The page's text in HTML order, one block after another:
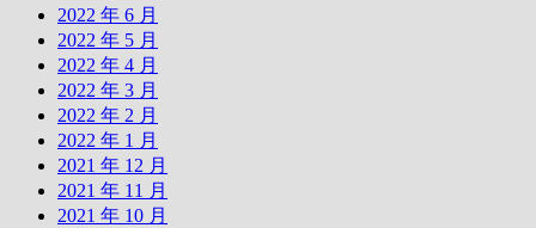
2022 年 6 月
2022 年 5 月
2022 年 4 月
2022 年 3 月
2022 年 2 月
2022 年 1 月
2021 年 12 月
2021 年 11 月
2021 年 10 月